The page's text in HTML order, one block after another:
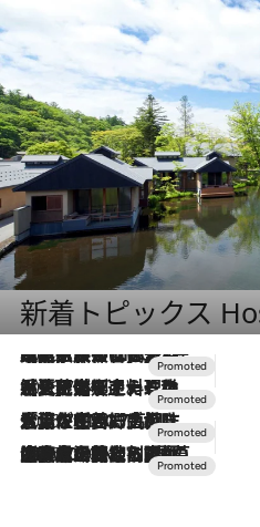
新着トピックス
2026.7.31
【ホテル帰省】という選択肢をOMOが提案。家族とほどよい距離を保つには「昼は実家、夜は気兼ねなくホテルで！」
2026.7.24
【夏限定ディナーコース】旬を迎える稚鮎や花ズッキーニなどをイタリア・トスカーナの郷土料理の手法で満喫！
2026.7.17
「土佐和ハーブかき氷」がOMO7高知に登場！生姜、山椒、大葉など目にも舌にも涼を呼ぶ郷土の味
2026.7.10
NEW OPEN！【界 草津】名湯の地に誕生。趣の異なる2種の温泉と上州ならではの会席・蕎麦割烹など美食を味わう究極の癒やし旅